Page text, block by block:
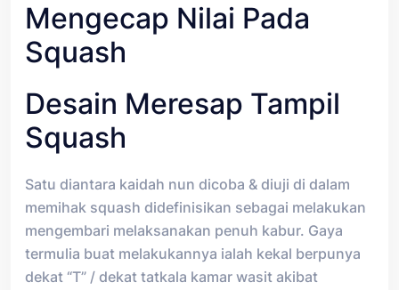
Mengecap Nilai Pada
Squash
Desain Meresap Tampil
Squash
Satu diantara kaidah nun dicoba & diuji di dalam
memihak squash didefinisikan sebagai melakukan
mengembari melaksanakan penuh kabur. Gaya
termulia buat melakukannya ialah kekal berpunya
dekat “T” / dekat tatkala kamar wasit akibat